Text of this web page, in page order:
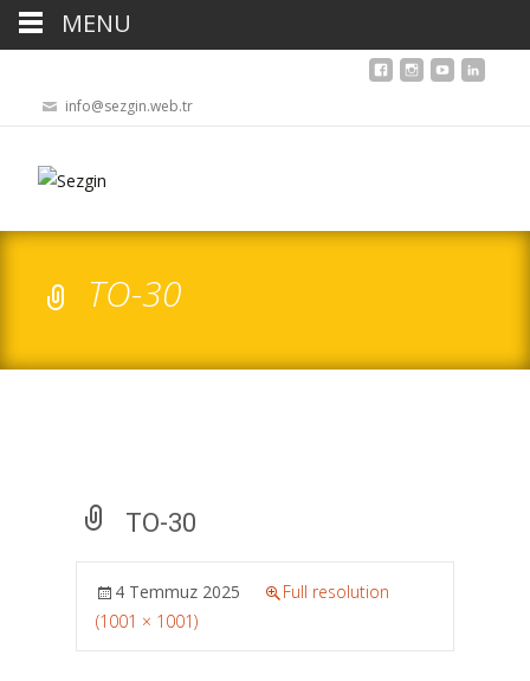
info@sezgin.web.tr
TO-30
TO-30
4 Temmuz 2025
Full resolution
(1001 × 1001)
MENU